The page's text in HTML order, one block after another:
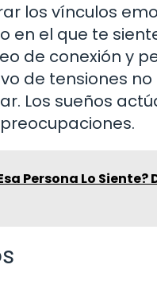
los vínculos
en el que te
de conexión y
de tensiones
Los sueños
Persona Lo